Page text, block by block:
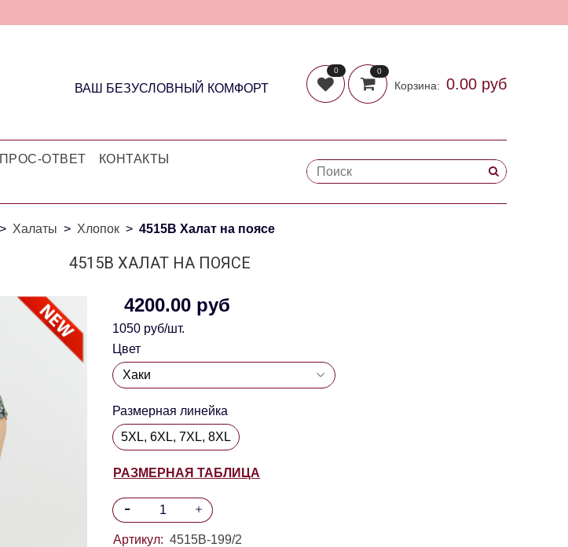
ВАШ БЕЗУСЛОВНЫЙ КОМФОРТ
0 0
Корзина: 0.00 руб
ОТВЕТ
КОНТАКТЫ
Халаты Хлопок 4515В Халат на поясе
4515В ХАЛАТ НА ПОЯСЕ
4200.00 руб
1050 руб/шт.
Цвет
Размерная линейка
5XL, 6XL, 7XL, 8XL
РАЗМЕРНАЯ ТАБЛИЦА
Артикул: 4515В-199/2